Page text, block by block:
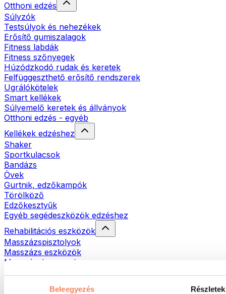
Beleegyezés Részletek
Otthoni edzés
Súlyzók
Testsúlyok és nehezékek
Erősítő gumiszalagok
Fitness labdák
Fitness szőnyegek
Húzódzkodó rudak és keretek
Felfüggeszthető erősítő rendszerek
Ugrálókötelek
Smart kellékek
Súlyemelő keretek és állványok
Otthoni edzés - egyéb
Kellékek edzéshez
Shaker
Sportkulacsok
Bandázs
Övek
Gurtnik, edzőkampók
Törölköző
Edzőkesztyűk
Egyéb segédeszközök edzéshez
Rehabilitációs eszközök
Masszázspisztolyok
Masszázs eszközök
Masszázshengerek
Táskák & hátizsákok